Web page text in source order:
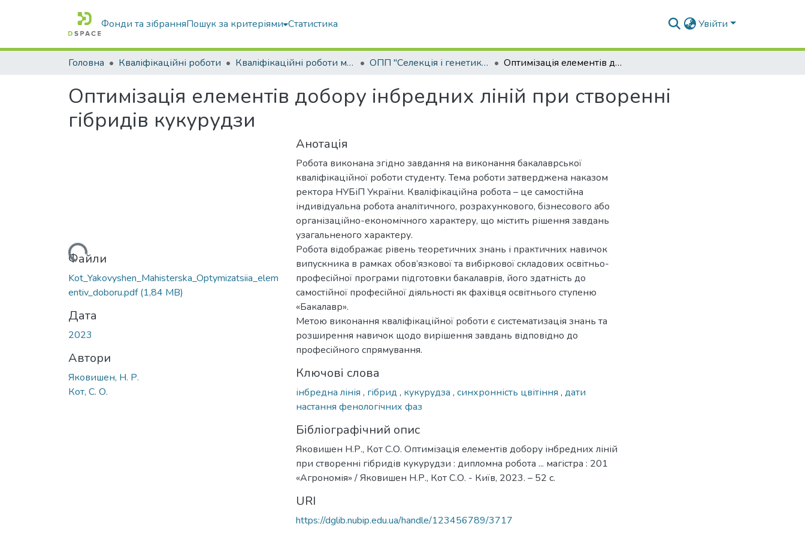
Фонди та зібранняПошук за критеріями Статистика Увійти
Головна Кваліфікаційні роботи Кваліфікаційні роботи магістрів ОПП "Селекція і генетика сільськогосподарських культур" Оптимізація елементів добору інбредних ліній при створенні гібридів кукурудзи
Оптимізація елементів добору інбредних ліній при створенні
гібридів кукурудзи
Вантажиться...Файли
Kot_Yakovyshen_Mahisterska_Optymizatsiia_elem
entiv_doboru.pdf(1,84 MB)
Дата
2023
Автори
Яковишен, Н. Р.
Кот, С. О.
Анотація
Робота виконана згідно завдання на виконання бакалаврської
кваліфікаційної роботи студенту. Тема роботи затверджена наказом
ректора НУБіП України. Кваліфікаційна робота – це самостійна
індивідуальна робота аналітичного, розрахункового, бізнесового або
організаційно-економічного характеру, що містить рішення завдань
узагальненого характеру.
Робота відображає рівень теоретичних знань і практичних навичок
випускника в рамках обов’язкової та вибіркової складових освітньо-
професійної програми підготовки бакалаврів, його здатність до
самостійної професійної діяльності як фахівця освітнього ступеню
«Бакалавр».
Метою виконання кваліфікаційної роботи є систематизація знань та
розширення навичок щодо вирішення завдань відповідно до
професійного спрямування.
Ключові слова
інбредна лінія , гібрид , кукурудза , синхронність цвітіння , дати
настання фенологічних фаз
Бібліографічний опис
Яковишен Н.Р., Кот С.О. Оптимізація елементів добору інбредних ліній
при створенні гібридів кукурудзи : дипломна робота ... магістра : 201
«Агрономія» / Яковишен Н.Р., Кот С.О. - Київ, 2023. – 52 с.
URI
https://dglib.nubip.edu.ua/handle/123456789/3717